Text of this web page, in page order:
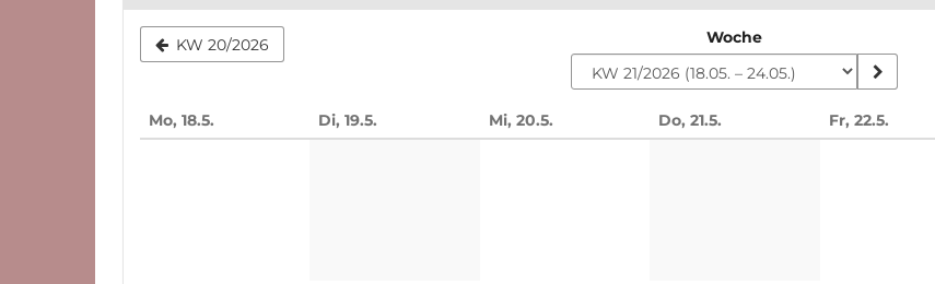
KW 20/2026
auswählen
Woche
Mo, 18.5. Di, 19.5. Mi, 20.5. Do, 21.5. Fr, 22.5.